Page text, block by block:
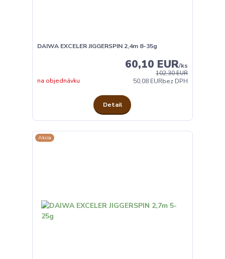
DAIWA EXCELER JIGGERSPIN 2,4m 8-35g
102,30 EUR
60,10 EUR/ks
50,08 EURbez DPH
na objednávku
Detail
Akcia